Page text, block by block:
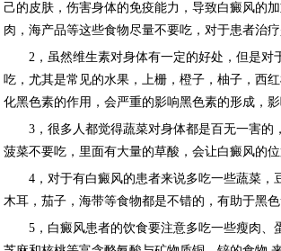
己的皮肤，伤害身体的免疫能力，导致白癜风的
肉，海产品等这些食物尽量不要吃，对于患者治疗
2，虽然维生素对身体有一定的好处，但是对
吃，尤其是常见的水果，上栅，橙子，柚子，西
化黑色素的作用，会严重的影响黑色素的形成，影
3，很多人都觉得蔬菜对身体都是百无一害的
菠菜不要吃，里面有大量的草酸，会让白癜风的
4，对于有白癜风的患者来说多吃一些蔬菜，
木耳，茄子，海带等食物都是不错的，有助于黑色
5，白癜风患者的饮食要注意多吃一些瘦肉、